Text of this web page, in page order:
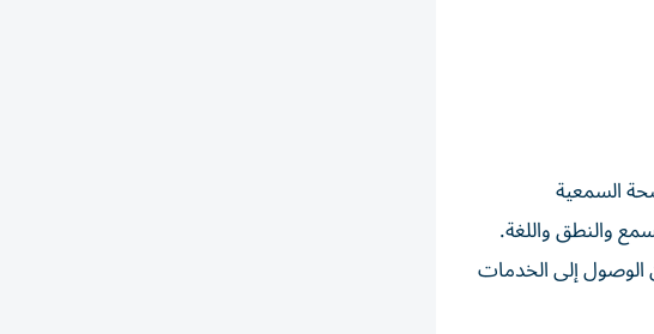
السمعية
والنطق واللغة.
الوصول إلى الخدمات